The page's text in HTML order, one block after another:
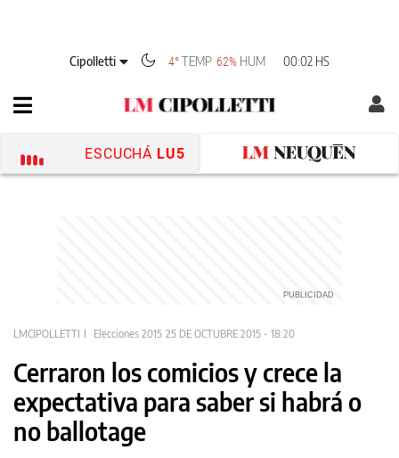
Cipolletti 4°TEMP 62% HUM 00:02 HS
ESCUCHÁ LU5
LMCIPOLLETTI Elecciones 2015 25 DE OCTUBRE 2015 - 18:20
Cerraron los comicios y crece la
expectativa para saber si habrá o
no ballotage